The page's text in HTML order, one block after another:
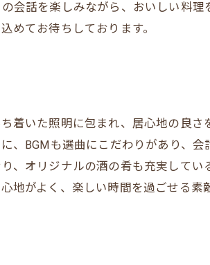
会話を楽しみながら、おいしい料
めてお待ちしております。
着いた照明に包まれ、居心地の良
、BGMも選曲にこだわりがあり、
、オリジナルの酒の肴も充実して
地がよく、楽しい時間を過ごせる素